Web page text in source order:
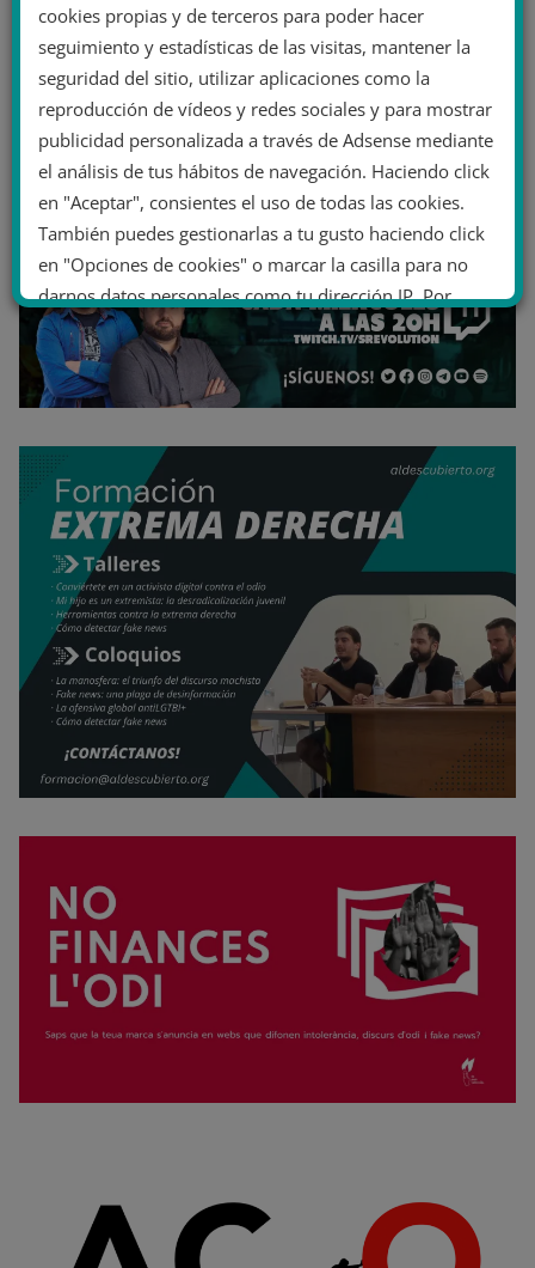
cookies propias y de terceros para poder hacer
seguimiento y estadísticas de las visitas, mantener la
seguridad del sitio, utilizar aplicaciones como la
reproducción de vídeos y redes sociales y para mostrar
publicidad personalizada a través de Adsense mediante
el análisis de tus hábitos de navegación. Haciendo click
en "Aceptar", consientes el uso de todas las cookies.
También puedes gestionarlas a tu gusto haciendo click
en "Opciones de cookies" o marcar la casilla para no
darnos datos personales como tu dirección IP. Por
último, puedes leer nuestra Política de cookies.
No dar mi información personal
Opciones de cookies Aceptar cookies
Rechazar cookies Política de cookies